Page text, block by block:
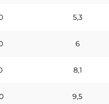
5,3
6
8,1
9,5